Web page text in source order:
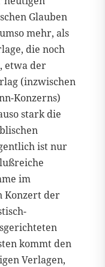
Glauben
mehr, als
die noch
etwa der
(inzwischen
Konzerns)
stark die
ist nur
im
Konzert der
kommt den
Verlagen,